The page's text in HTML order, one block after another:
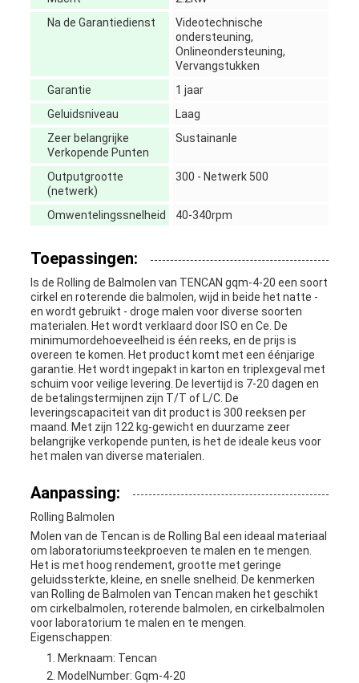
Na de Garantiedienst
Videotechnische
ondersteuning,
Onlineondersteuning,
Vervangstukken
Garantie
1 jaar
Geluidsniveau
Laag
Zeer belangrijke
Verkopende Punten
Sustainanle
Outputgrootte
(netwerk)
300 - Netwerk 500
Omwentelingssnelheid 40-340rpm
Toepassingen:
Is de Rolling de Balmolen van TENCAN gqm-4-20 een soort
cirkel en roterende die balmolen, wijd in beide het natte -
en wordt gebruikt - droge malen voor diverse soorten
materialen. Het wordt verklaard door ISO en Ce. De
minimumordehoeveelheid is één reeks, en de prijs is
overeen te komen. Het product komt met een éénjarige
garantie. Het wordt ingepakt in karton en triplexgeval met
schuim voor veilige levering. De levertijd is 7-20 dagen en
de betalingstermijnen zijn T/T of L/C. De
leveringscapaciteit van dit product is 300 reeksen per
maand. Met zijn 122 kg-gewicht en duurzame zeer
belangrijke verkopende punten, is het de ideale keus voor
het malen van diverse materialen.
Aanpassing:
Rolling Balmolen
Molen van de Tencan is de Rolling Bal een ideaal materiaal
om laboratoriumsteekproeven te malen en te mengen.
Het is met hoog rendement, grootte met geringe
geluidssterkte, kleine, en snelle snelheid. De kenmerken
van Rolling de Balmolen van Tencan maken het geschikt
om cirkelbalmolen, roterende balmolen, en cirkelbalmolen
voor laboratorium te malen en te mengen.
Eigenschappen:
Merknaam: Tencan
ModelNumber: Gqm-4-20